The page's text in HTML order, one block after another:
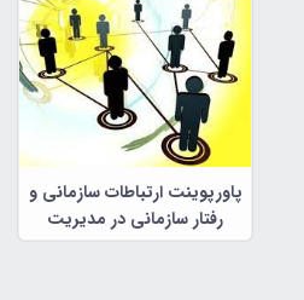
پاورپوینت ارتباطات سازمانی و
رفتار سازمانی در مدیریت
سازمانی